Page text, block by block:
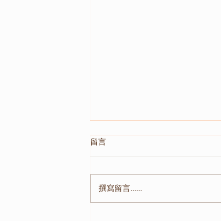
留言
撰寫留言......